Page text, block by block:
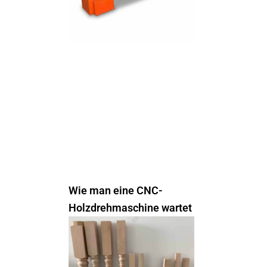
Wie man eine CNC-
Holzdrehmaschine wartet